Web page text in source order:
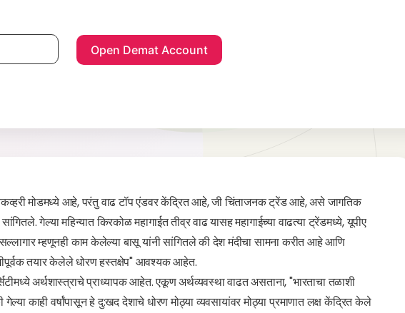
मोडमध्ये आहे, परंतु वाढ टॉप एंडवर केंद्रित आहे, जी चिंताजनक ट्रेंड आहे, असे जागतिक
गेल्या महिन्यात किरकोळ महागाईत तीव्र वाढ यासह महागाईच्या वाढत्या ट्रेंडमध्ये, यूपीए
म्हणूनही काम केलेल्या बासू यांनी सांगितले की देश मंदीचा सामना करीत आहे आणि
तयार केलेले धोरण हस्तक्षेप" आवश्यक आहेत.
अर्थशास्त्राचे प्राध्यापक आहेत. एकूण अर्थव्यवस्था वाढत असताना, "भारताचा तळाशी
काही वर्षांपासून हे दु:खद देशाचे धोरण मोठ्या व्यवसायांवर मोठ्या प्रमाणात लक्ष केंद्रित केले